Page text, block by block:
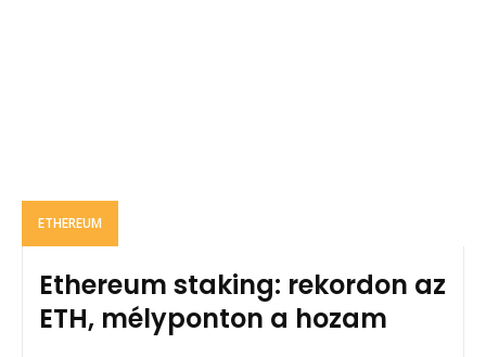
ETHEREUM
Ethereum staking: rekordon az
ETH, mélyponton a hozam